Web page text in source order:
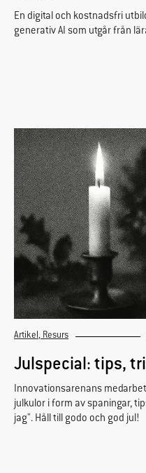
En digital och kostnadsfri
generativ AI som utgår från
Artikel, Resurs
Julspecial: tips,
Innovationsarenans
julkulor i form av spaningar,
jag". Håll till godo och god jul!